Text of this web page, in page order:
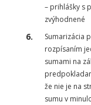
– prihlášky s
zvýhodnené
Sumarizácia
rozpísaním
sumami na
že nie je na
sumu v